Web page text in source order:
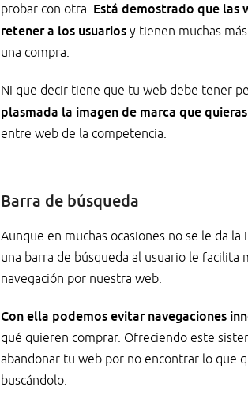
probar con otra. Está demostrado que las
retener a los usuarios y tienen muchas
una compra.
Ni que decir tiene que tu web debe tener
plasmada la imagen de marca que
entre web de la competencia.
Barra de búsqueda
Aunque en muchas ocasiones no se le da
una barra de búsqueda al usuario le facilita
navegación por nuestra web.
Con ella podemos evitar navegaciones
qué quieren comprar. Ofreciendo este
abandonar tu web por no encontrar lo que
buscándolo.